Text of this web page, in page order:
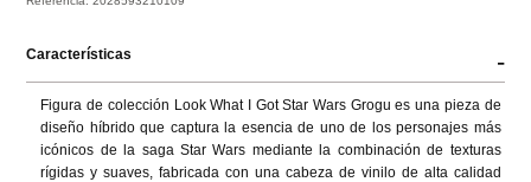
Características -
Figura de colección Look What I Got Star Wars Grogu es una pieza de
diseño híbrido que captura la esencia de uno de los personajes más
icónicos de la saga Star Wars mediante la combinación de texturas
rígidas y suaves, fabricada con una cabeza de vinilo de alta calidad